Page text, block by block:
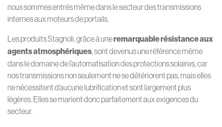
nous sommes entrés même dans le secteur des transmissions
internes aux moteurs de portails.
Les produits Stagnoli, grâce à uneremarquable résistance aux
agents atmosphériques, sont devenus une référence même
dans le domaine de l’automatisation des protections solaires, car
nos transmissions non seulement ne se détériorent pas, mais elles
ne nécessitent d’aucune lubrification et sont largement plus
légères. Elles se marient donc parfaitement aux exigences du
secteur.